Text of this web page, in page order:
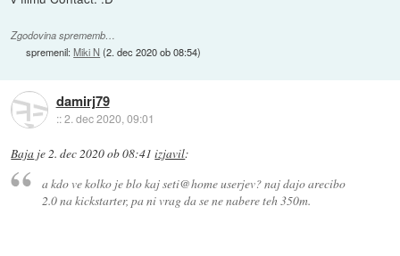
Zgodovina sprememb…
spremenil:Miki N (2. dec 2020 ob 08:54)
damirj79
::2. dec 2020, 09:01
Baja je2. dec 2020 ob 08:41 izjavil:
a kdo ve kolko je blo kaj seti@home userjev? naj dajo arecibo
2.0 na kickstarter, pa ni vrag da se ne nabere teh 350m.